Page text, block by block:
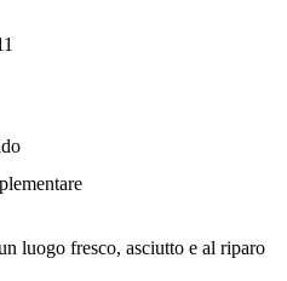
luogo fresco, asciutto e al riparo